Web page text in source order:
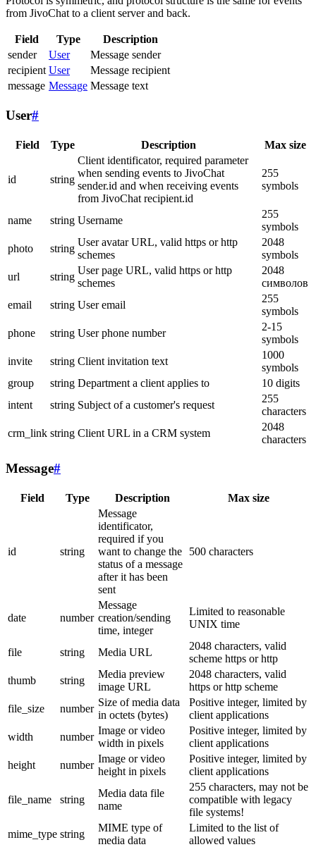
from JivoChat to a client server and back.
Field Type
Description
sender
User
Message sender
recipient User
Message recipient
message Message Message text
User#
Field Type Description Max size
id string
Client identificator, required parameter
when sending events to JivoChat
sender.id and when receiving events
from JivoChat recipient.id
255
symbols
name string Username
255
symbols
photo
string
User avatar URL, valid https or http
schemes
2048
symbols
url
string
User page URL, valid https or http
schemes
2048
символов
email
string User email
255
symbols
phone
string User phone number
2-15
symbols
invite
string Client invitation text
1000
symbols
group
string Department a client applies to
10 digits
intent
string Subject of a customer's request
255
characters
crm_link string Client URL in a CRM system
2048
characters
Message#
Field Type Description Max size
id string
Message
identificator,
required if you
want to change the
status of a message
after it has been
sent
500 characters
date number
Message
creation/sending
time, integer
Limited to reasonable
UNIX time
file string Media URL
2048 characters, valid
scheme https or http
thumb
string
Media preview
image URL
2048 characters, valid
https or http scheme
file_size
number
Size of media data
in octets (bytes)
Positive integer, limited by
client applications
width
number
Image or video
width in pixels
Positive integer, limited by
client applications
height
number
Image or video
height in pixels
Positive integer, limited by
client applications
file_name string
Media data file
name
255 characters, may not be
compatible with legacy
file systems!
mime_type string
MIME type of
media data
Limited to the list of
allowed values